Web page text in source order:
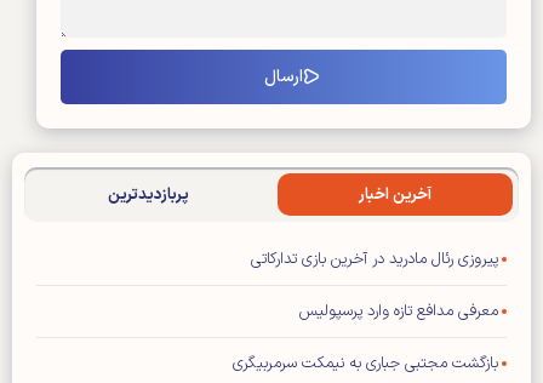
آخرین اخبار پربازدیدترین
پیروزی رئال مادرید در آخرین بازی تدارکاتی
معرفی مدافع تازه وارد پرسپولیس
بازگشت مجتبی جباری به نیمکت سرمربیگری